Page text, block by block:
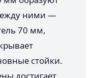
ними —
70 мм,
стойки.